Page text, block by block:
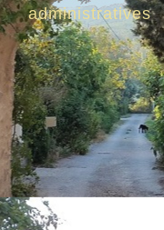
administratives